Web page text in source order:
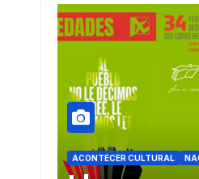
ACONTECER CULTURAL